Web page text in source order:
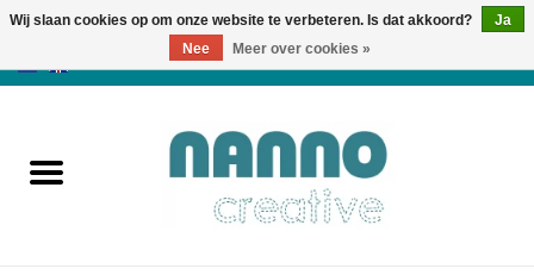
Producten
Wij slaan cookies op om onze website te verbeteren. Is dat akkoord?
Ja
Nee
Meer over cookies »